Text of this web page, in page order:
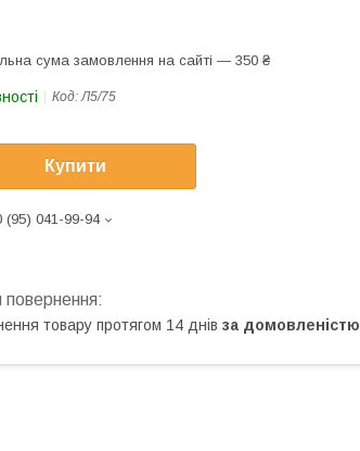
сума замовлення на сайті — 350 ₴
Код:Л5/75
Купити
(95) 041-99-94
товару протягом 14 днів за домовленістю